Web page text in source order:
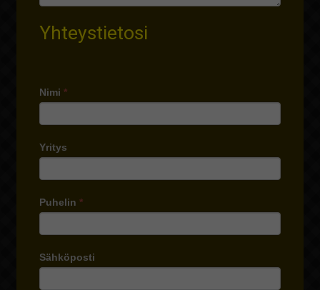
Yhteystietosi
Nimi *
Yritys
Puhelin *
Sähköposti